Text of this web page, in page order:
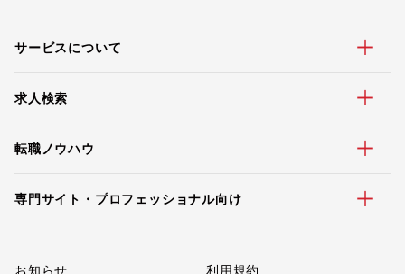
サービスについて
求人検索
転職ノウハウ
専門サイト・プロフェッショナル向け
お知らせ 利用規約